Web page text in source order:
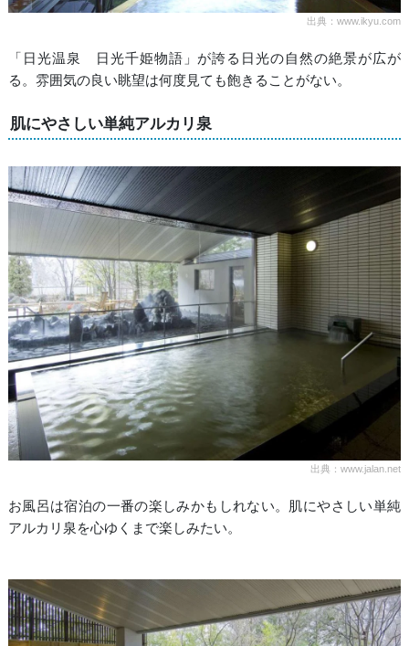
出典：www.ikyu.com
「日光温泉 日光千姫物語」が誇る日光の自然の絶景が広が
る。雰囲気の良い眺望は何度見ても飽きることがない。
肌にやさしい単純アルカリ泉
出典：www.jalan.net
お風呂は宿泊の一番の楽しみかもしれない。肌にやさしい単純
アルカリ泉を心ゆくまで楽しみたい。